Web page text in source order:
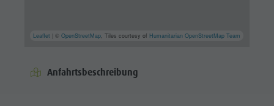
Leaflet | ©OpenStreetMap, Tiles courtesy of Humanitarian OpenStreetMap Team
Anfahrtsbeschreibung